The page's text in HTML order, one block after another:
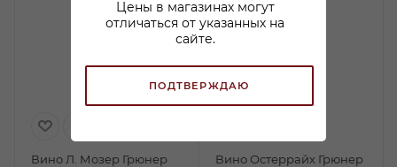
Цены в магазинах могут
отличаться от указанных на
сайте.
ПОДТВЕРЖДАЮ
Вино Л. Мозер Грюнер
Вино Остеррайх Грюнер